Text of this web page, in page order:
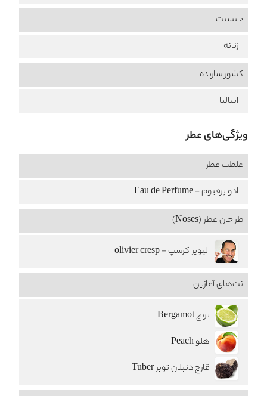
جنسیت
زنانه
کشور سازنده
ایتالیا
ویژگی‌های عطر
غلظت عطر
ادو پرفیوم - Eau de Perfume
طراحان عطر (Noses)
الیویر کرسپ - olivier cresp
نت‌های آغازین
ترنج Bergamot
هلو Peach
قارچ دنبلان توبر Tuber